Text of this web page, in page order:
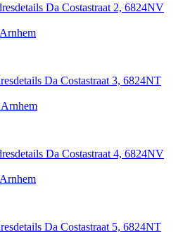
Da Costastraat 2, 6824NV
Da Costastraat 3, 6824NT
Da Costastraat 4, 6824NV
Da Costastraat 5, 6824NT